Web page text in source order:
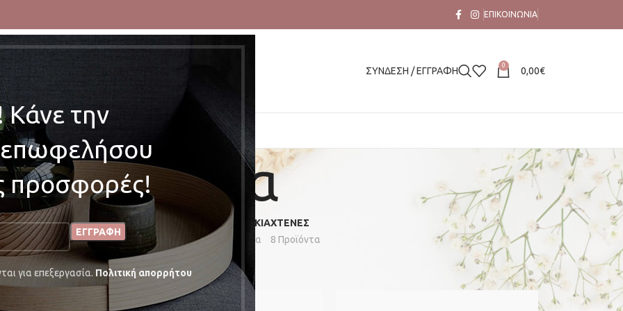
την
προσφορές!
για επεξεργασία. Πολιτική απορρήτου
ΕΠΙΚΟΙΝΩΝΊΑ
ΣΥΝΔΕΣΗ / ΕΓΓΡΑΦΗ 0 0,00€
ΚΑΤΑΣΤΗΜΑ ΕΠΙΚΟΙΝΩΝΙΑ
ΚΛΆΜΕΡ
14 Προϊόντα
ΛΑΣΤΙΧΆΚΙΑ
46 Προϊόντα 9 Προϊόντα
ΤΣΙΜΠΙΔΆΚΙΑ
64 Προϊόντα
ΧΤΈΝΕΣ
8 Προϊόντα
Εμφάνιση